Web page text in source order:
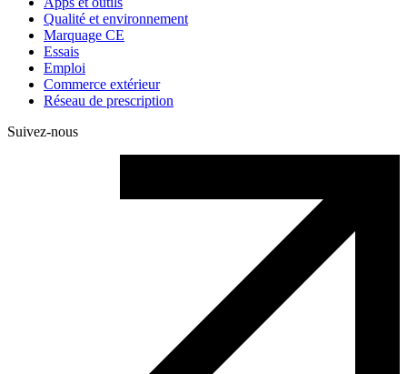
Qualité et environnement
Marquage CE
Essais
Emploi
Commerce extérieur
Réseau de prescription
Suivez-nous